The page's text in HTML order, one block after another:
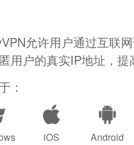
允许用户通过互联
用户的真实IP地址，提
：
iOS Android